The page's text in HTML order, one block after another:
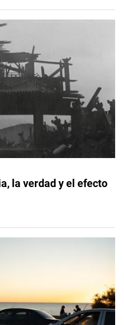
la verdad y el efecto